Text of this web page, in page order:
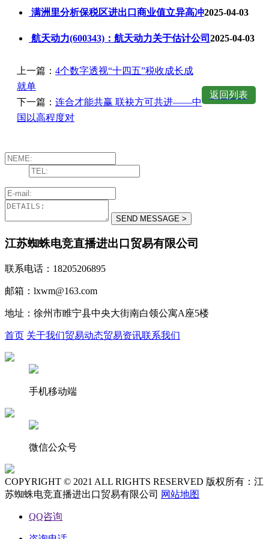
满洲里分析保税区进出口商业值立异高冲2025-04-03
航天动力(600343)：航天动力关于估计公司 2025-04-03
上一篇： 4个数字透视“十四五”税收成长成
就单
下一篇： 连合才能共赢 联袂方可共进——中
国以高程度对
返回列表
江苏蜘蛛电竞直播进出口贸易有限公司
联系电话：18205206895
邮箱：lxwm@163.com
地址：徐州市睢宁县中央大街南白领公寓A座5楼
首页 关于我们贸易动态贸易资讯联系我们
手机移动端
微信公众号
COPYRIGHT © 2021 ALL RIGHTS RESERVED 版权所有：江
苏蜘蛛电竞直播进出口贸易有限公司 网站地图
QQ咨询